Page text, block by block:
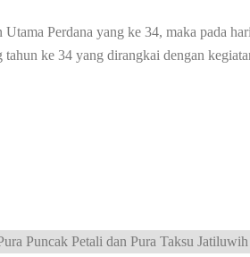
Perdana yang ke 34, maka pada
ke 34 yang dirangkai dengan